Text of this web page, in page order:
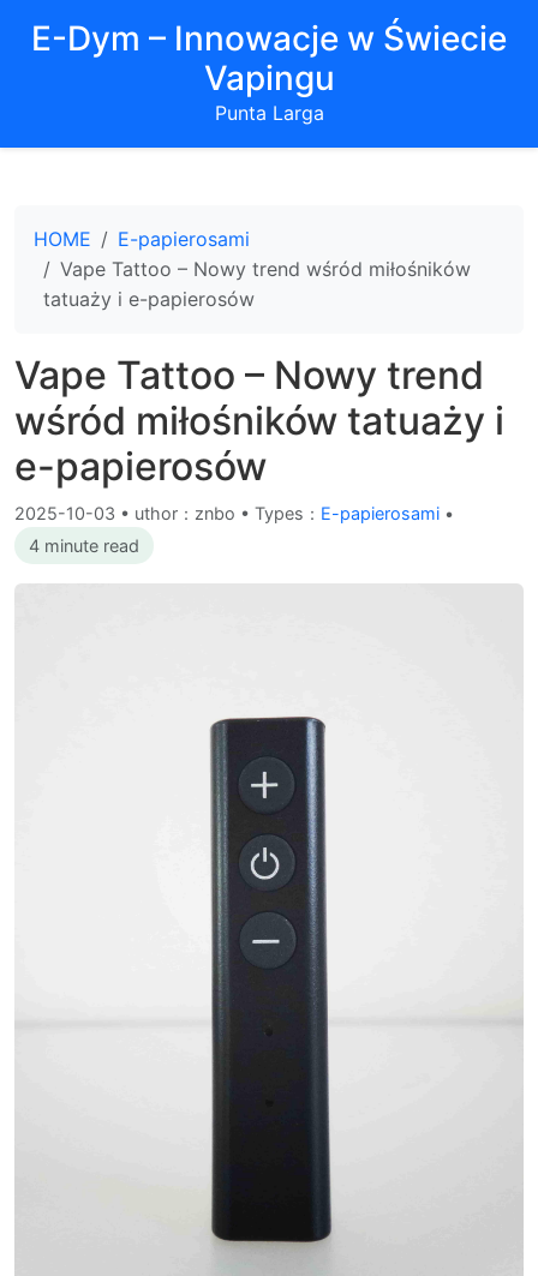
E-Dym – Innowacje w Świecie
Vapingu
Punta Larga
HOME
E-papierosami
Vape Tattoo – Nowy trend wśród miłośników
tatuaży i e-papierosów
Vape Tattoo – Nowy trend
wśród miłośników tatuaży i
e-papierosów
2025-10-03 • uthor：znbo • Types： E-papierosami •
4 minute read